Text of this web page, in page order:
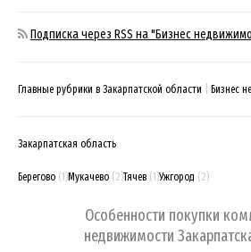
Подписка через RSS на "Бизнес
Главные рубрики в Закарпатской области Бизнес
Закарпатская область
Берегово (1)Мукачево (2)Тячев (1)Ужгород (2)
Особенности покупки
недвижимости